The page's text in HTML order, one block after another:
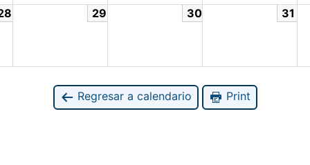
29 30 31
Regresar a calendario Print